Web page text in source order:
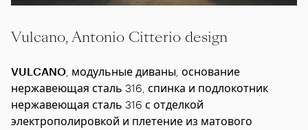
Vulcano, Antonio Citterio design
VULCANO , модульные диваны, основание
нержавеющая сталь 316, спинка и подлокотник
нержавеющая сталь 316 с отделкой
электрополировкой и плетение из матового